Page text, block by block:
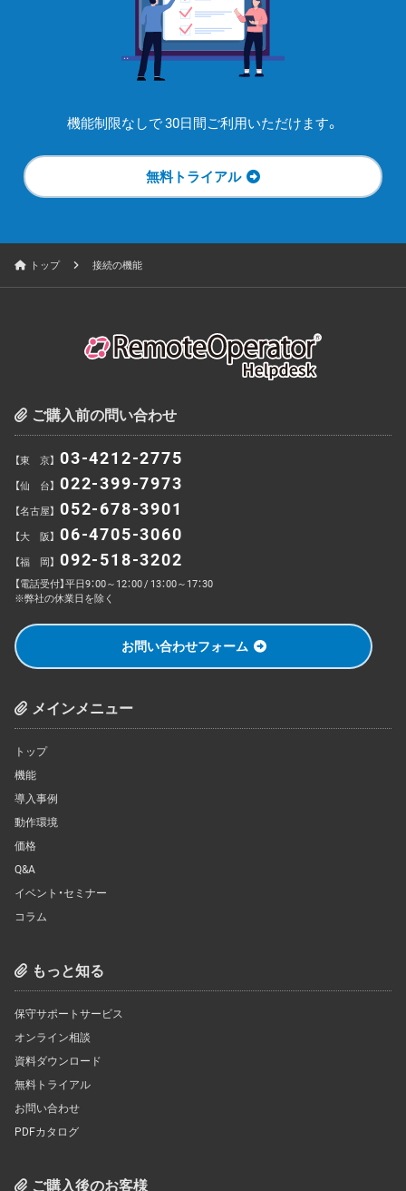
機能制限なしで30日間ご利用いただけます。
無料トライアル
トップ 接続の機能
ご購入前の問い合わせ
【東 京】 03-4212-2775
【仙 台】 022-399-7973
【名古屋】 052-678-3901
【大 阪】 06-4705-3060
【福 岡】 092-518-3202
【電話受付】平日9：00～12：00 / 13：00～17：30
※弊社の休業日を除く
お問い合わせフォーム
メインメニュー
トップ
機能
導入事例
動作環境
価格
Q&A
イベント・セミナー
コラム
もっと知る
保守サポートサービス
オンライン相談
資料ダウンロード
無料トライアル
お問い合わせ
PDFカタログ
ご購入後のお客様